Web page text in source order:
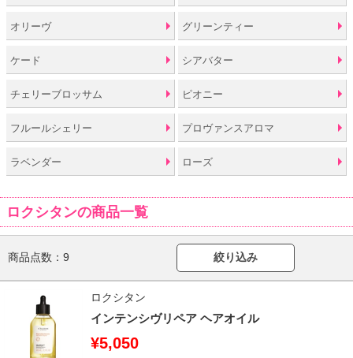
オリーヴ グリーンティー
ケード シアバター
チェリーブロッサム ピオニー
フルールシェリー プロヴァンスアロマ
ラベンダー ローズ
ロクシタンの商品一覧
商品点数： 9 絞り込み
ロクシタン
インテンシヴリペア ヘアオイル
¥5,050